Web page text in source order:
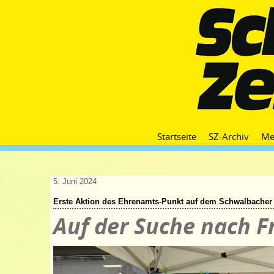
Startseite SZ-Archiv
5. Juni 2024
Erste Aktion des Ehrenamts-Punkt auf dem
Auf der Suche nach